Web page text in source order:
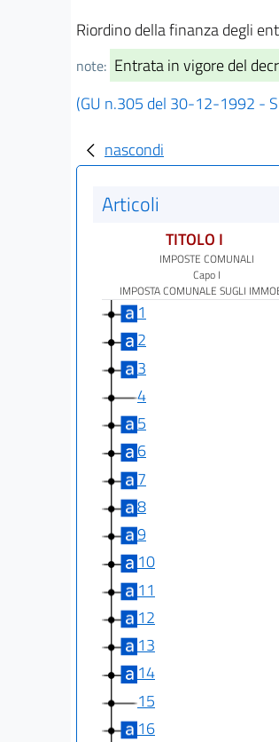
Riordino della finanza degli
note: Entrata in vigore del
(GU n.305 del 30-12-1992 -
nascondi
Articoli
TITOLO I
IMPOSTE COMUNALI
Capo I
IMPOSTA COMUNALE SUGLI
1
2
3
4
5
6
7
8
9
10
11
12
13
14
15
16